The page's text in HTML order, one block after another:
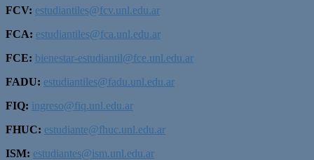
FCV: estudiantiles@fcv.unl.edu.ar
FCA: estudiantiles@fca.unl.edu.ar
FCE: bienestar-estudiantil@fce.unl.edu.ar
FADU: estudiantiles@fadu.unl.edu.ar
FIQ: ingreso@fiq.unl.edu.ar
FHUC: estudiante@fhuc.unl.edu.ar
ISM: estudiantes@ism.unl.edu.ar